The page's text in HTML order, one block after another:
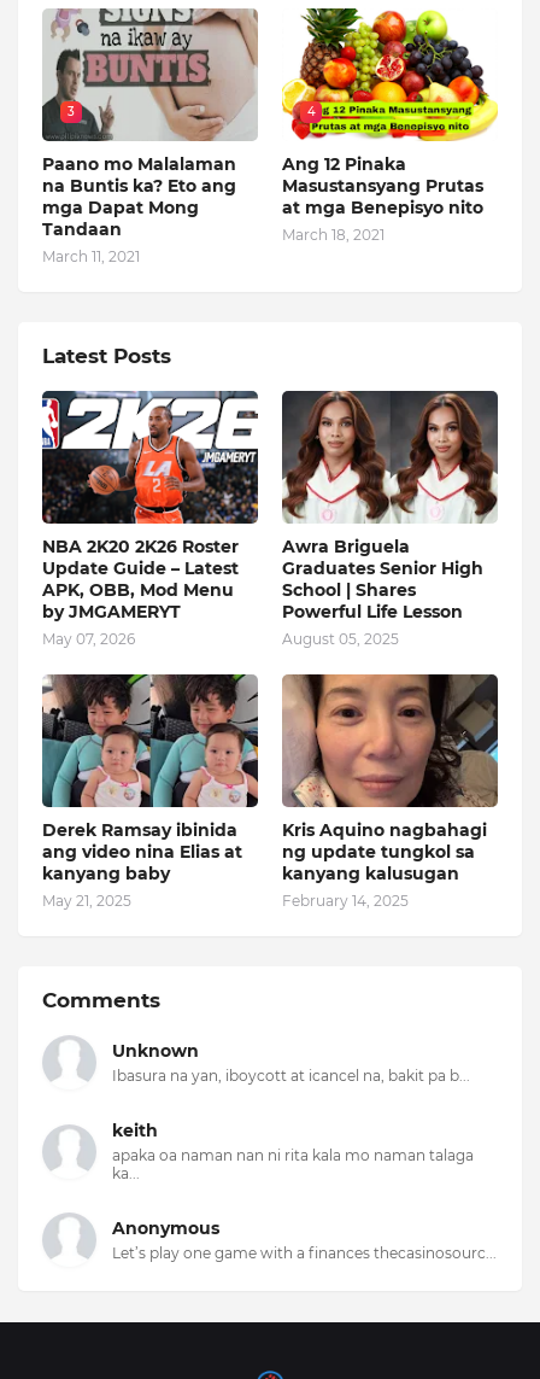
3
Paano mo Malalaman
na Buntis ka? Eto ang
mga Dapat Mong
Tandaan
March 11, 2021
4
Ang 12 Pinaka
Masustansyang Prutas
at mga Benepisyo nito
March 18, 2021
Latest Posts
NBA 2K20 2K26 Roster
Update Guide – Latest
APK, OBB, Mod Menu
by JMGAMERYT
May 07, 2026
Awra Briguela
Graduates Senior High
School | Shares
Powerful Life Lesson
August 05, 2025
Derek Ramsay ibinida
ang video nina Elias at
kanyang baby
May 21, 2025
Kris Aquino nagbahagi
ng update tungkol sa
kanyang kalusugan
February 14, 2025
Comments
Unknown
Ibasura na yan, iboycott at icancel na, bakit pa b...
keith
apaka oa naman nan ni rita kala mo naman talaga
ka...
Anonymous
Let’s play one game with a finances thecasinosourc...